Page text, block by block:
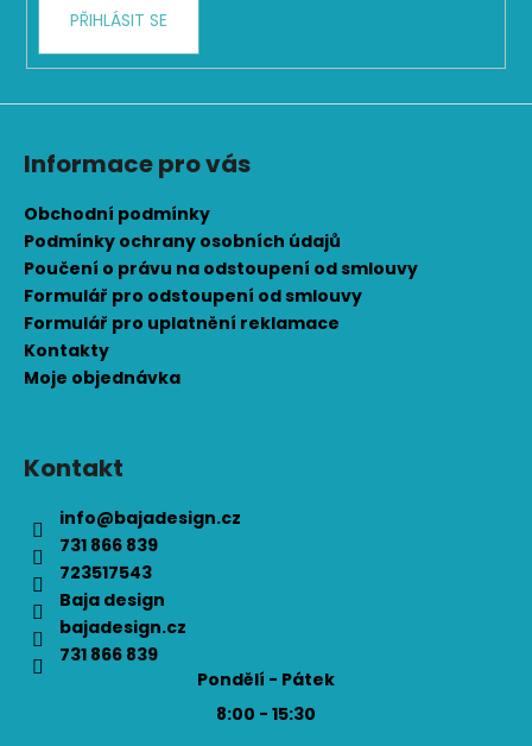
PŘIHLÁSIT SE
Informace pro vás
Obchodní podmínky
Podmínky ochrany osobních údajů
Poučení o právu na odstoupení od smlouvy
Formulář pro odstoupení od smlouvy
Formulář pro uplatnění reklamace
Kontakty
Moje objednávka
Kontakt
info@bajadesign.cz
731 866 839
723517543
Baja design
bajadesign.cz
731 866 839
Pondělí - Pátek
8:00 - 15:30